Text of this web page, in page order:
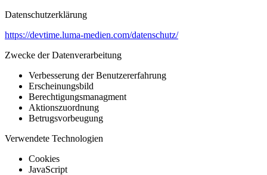
Datenschutzerklärung
https://devtime.luma-medien.com/datenschutz/
Zwecke der Datenverarbeitung
Verbesserung der Benutzererfahrung
Erscheinungsbild
Berechtigungsmanagment
Aktionszuordnung
Betrugsvorbeugung
Verwendete Technologien
Cookies
JavaScript